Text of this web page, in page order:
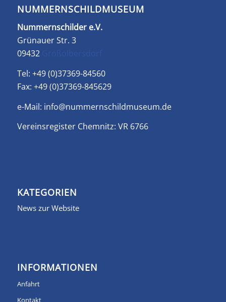
NUMMERNSCHILDMUSEUM
Nummernschilder e.V.
Grünauer Str. 3
09432 Großolbersdorf
Tel: +49 (0)37369-84560
Fax: +49 (0)37369-845629
e-Mail: info@nummernschildmuseum.de
Vereinsregister Chemnitz: VR 6766
KATEGORIEN
News zur Website
INFORMATIONEN
Anfahrt
Kontakt